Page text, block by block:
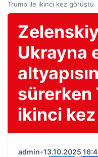
Trump ile ikinci kez görüştü
Ukrayna
sürerken
ikinci
admin•13.10.2025